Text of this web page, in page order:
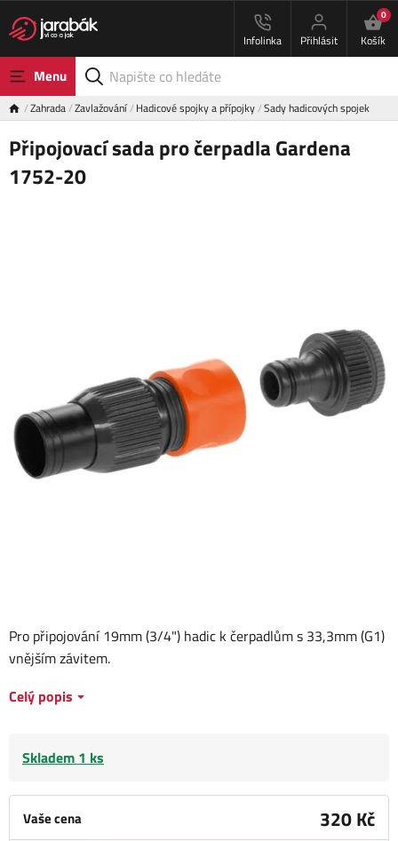
Infolinka Přihlásit
0
Košík
Menu
Zahrada Zavlažování Hadicové spojky a přípojky Sady hadicových spojek
Připojovací sada pro čerpadla Gardena
1752-20
Vaše cena 320 Kč
Pro připojování 19mm (3/4") hadic k čerpadlům s 33,3mm (G1)
vnějším závitem.
Celý popis
Skladem 1 ks